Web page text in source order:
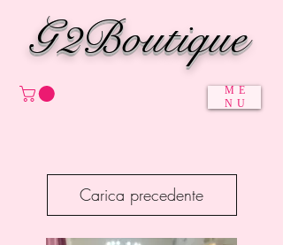
G2Boutique
ME
NU
Carica precedente